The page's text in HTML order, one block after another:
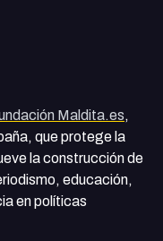
Maldita.es,
que protege la
la construcción de
educación,
en políticas